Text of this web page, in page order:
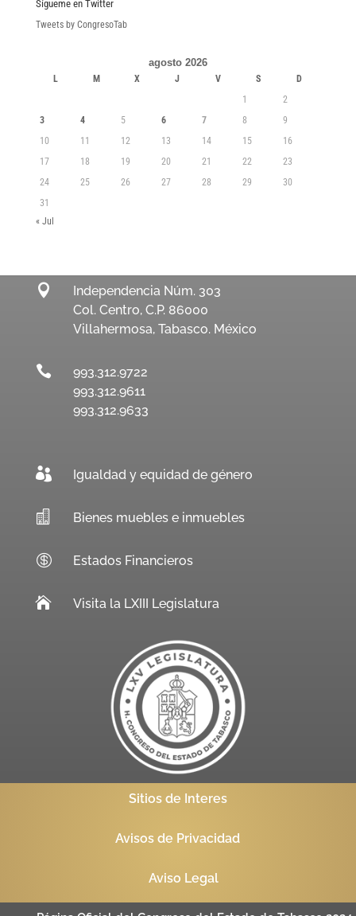
Sígueme en Twitter
Tweets by CongresoTab
agosto 2026
L M X J V S
D
1
2
3
4 5 6 7 8
9
10
11 12 13 14 15
16
17
18 19 20 21 22
23
24
25 26 27 28 29
30
31
« Jul

Independencia Núm. 303
Col. Centro, C.P. 86000
Villahermosa, Tabasco. México

993.312.9722
993.312.9611
993.312.9633
 Igualdad y equidad de género
 Bienes muebles e inmuebles
 Estados Financieros
 Visita la LXIII Legislatura
Sitios de Interes
Avisos de Privacidad
Aviso Legal